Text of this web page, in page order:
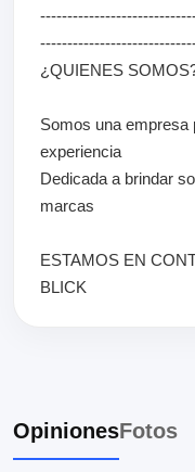
¿QUIENES
Somos una empresa
experiencia
Dedicada a brindar
marcas
ESTAMOS EN
BLICK
OpinionesFotos